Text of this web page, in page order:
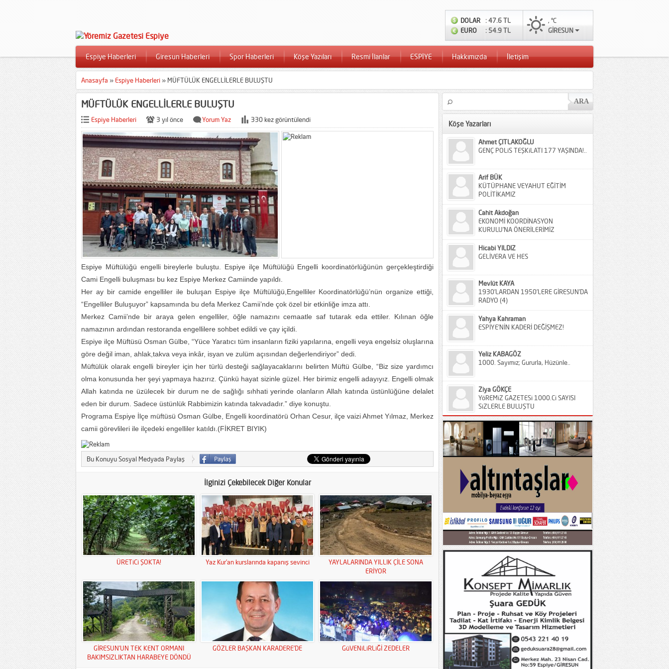
DOLAR
: 47.6 TL
EURO
: 54.9 TL
, °C
GİRESUN
Espiye Haberleri Giresun Haberleri Spor Haberleri Köşe Yazıları Resmi İlanlar ESPİYE Hakkımızda İletişim
Anasayfa » Espiye Haberleri » MÜFTÜLÜK ENGELLİLERLE BULUŞTU
MÜFTÜLÜK ENGELLİLERLE BULUŞTU
Espiye Haberleri 3 yıl önce Yorum Yaz 330 kez görüntülendi
Espiye Müftülüğü engelli bireylerle buluştu. Espiye ilçe Müftülüğü Engelli koordinatörlüğünün gerçekleştirdiği
Cami Engelli buluşması bu kez Espiye Merkez Camiinde yapıldı.
Her ay bir camide engelliler ile buluşan Espiye ilçe Müftülüğü,Engelliler Koordinatörlüğü’nün organize ettiği,
“Engelliler Buluşuyor” kapsamında bu defa Merkez Camii’nde çok özel bir etkinliğe imza attı.
Merkez Camii’nde bir araya gelen engelliler, öğle namazını cemaatle saf tutarak eda ettiler. Kılınan öğle
namazının ardından restoranda engellilere sohbet edildi ve çay içildi.
Espiye ilçe Müftüsü Osman Gülbe, “Yüce Yaratıcı tüm insanların fiziki yapılarına, engelli veya engelsiz oluşlarına
göre değil iman, ahlak,takva veya inkâr, isyan ve zulüm açısından değerlendiriyor” dedi.
Müftülük olarak engelli bireyler için her türlü desteği sağlayacaklarını belirten Müftü Gülbe, “Biz size yardımcı
olma konusunda her şeyi yapmaya hazırız. Çünkü hayat sizinle güzel. Her birimiz engelli adayıyız. Engelli olmak
Allah katında ne üzülecek bir durum ne de sağlığı sıhhati yerinde olanların Allah katında üstünlüğüne delalet
eden bir durum. Sadece üstünlük Rabbimizin katında takvadadır.” diye konuştu.
Programa Espiye İlçe müftüsü Osman Gülbe, Engelli koordinatörü Orhan Cesur, ilçe vaizi Ahmet Yılmaz, Merkez
camii görevlileri ile ilçedeki engelliler katıldı.(FİKRET BIYIK)
Bu Konuyu Sosyal Medyada Paylaş
İlginizi Çekebilecek Diğer Konular
ÜRETiCi ŞOKTA! Yaz Kur’an kurslarında kapanış sevinci
YAYLALARINDA YILLIK ÇİLE SONA
ERİYOR
GİRESUN’UN TEK KENT ORMANI
BAKIMSIZLIKTAN HARABEYE DÖNDÜ
GÖZLER BAŞKAN KARADERE’DE GüVENiLiRLiĞİ ZEDELER
Köşe Yazarları
Ahmet ÇITLAKOĞLU
GENÇ POLiS TEŞKiLATI 177 YAŞINDA!..
Arif BÜK
KÜTÜPHANE VEYAHUT EĞİTİM
POLİTİKAMIZ
Cahit Akdoğan
EKONOMİ KOORDİNASYON
KURULU’NA ÖNERİLERİMİZ
Hicabi YILDIZ
GELİVERA VE HES
Mevlüt KAYA
1930’LARDAN 1950’LERE GİRESUN’DA
RADYO (4)
Yahya Kahraman
ESPİYE’NİN KADERİ DEĞİŞMEZ!
Yeliz KABAGÖZ
1000. Sayımız; Gururla, Hüzünle..
Ziya GÖKÇE
YöREMiZ GAZETESi 1000.Ci SAYISI
SiZLERLE BULUŞTU